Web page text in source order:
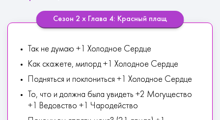
Сезон 2 х Глава 4: Красный плащ
Так не думаю +1 Холодное Сердце
Как скажете, милорд +1 Холодное Сердце
Подняться и поклониться +1 Холодное Сердце
То, что и должна была увидеть +2 Могущество
+1 Ведовство +1 Чародейство